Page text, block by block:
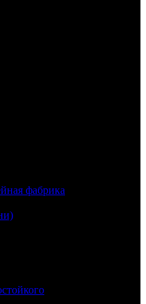
фабрика